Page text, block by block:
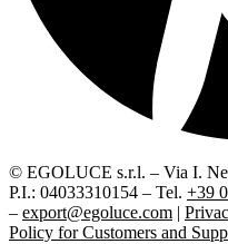
© EGOLUCE s.r.l. – Via I.
P.I.: 04033310154 – Tel. +39
– export@egoluce.com |
Policy for Customers and